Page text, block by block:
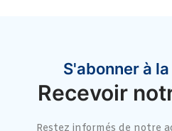
S'abonner à
Recevoir
Restez informés de notre